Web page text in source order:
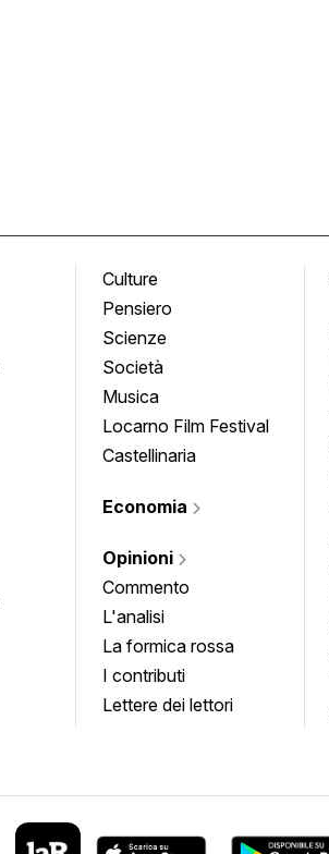
Culture
Pensiero
Scienze
Società
Musica
Locarno Film Festival
Castellinaria
Economia
Opinioni
Commento
L'analisi
La formica rossa
I contributi
Lettere dei lettori